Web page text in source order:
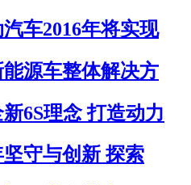
车2016年将实现
源车整体解决方
6S理念 打造动力
守与创新 探索